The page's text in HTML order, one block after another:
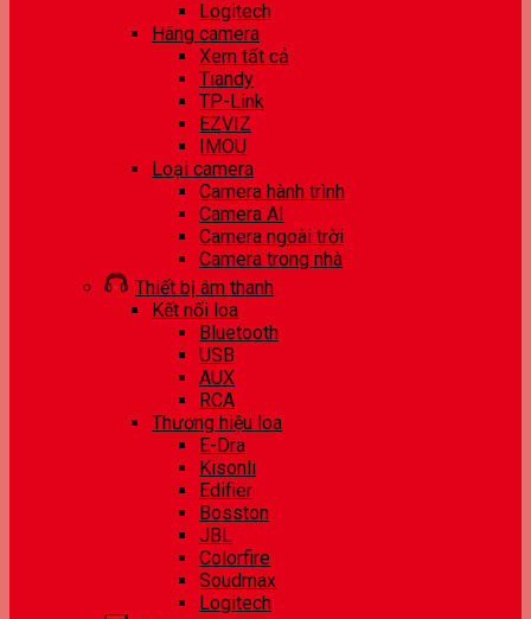
Logitech
Hãng camera
Xem tất cả
Tiandy
TP-Link
EZVIZ
IMOU
Loại camera
Camera hành trình
Camera AI
Camera ngoài trời
Camera trong nhà
Thiết bị âm thanh
Kết nối loa
Bluetooth
USB
AUX
RCA
Thương hiệu loa
E-Dra
Kisonli
Edifier
Bosston
JBL
Colorfire
Soudmax
Logitech